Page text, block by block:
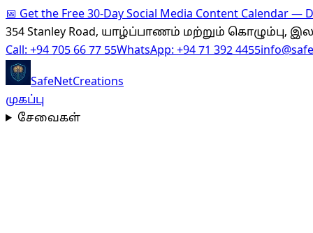
📅Get the Free 30-Day Social Media Content Calendar —
354 Stanley Road, யாழ்ப்பாணம் மற்றும் கொழும்பு,
Call:+94 705 66 77 55WhatsApp:+94 71 392 4455
SafeNetCreations
முகப்பு
சேவைகள்